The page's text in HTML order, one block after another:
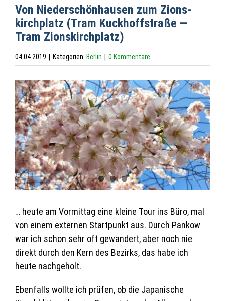
Von Nie­der­schön­hau­sen zum Zions­
kirch­platz (Tram Kuckhoff­straße —
Tram Zionskirchplatz)
04.04.2019 | Kategorien: Berlin | 0 Kommentare
Zeige
grösseres
Bild
… heute am Vor­mit­tag eine kleine Tour ins Büro, mal
von einem exter­nen Start­punkt aus. Durch Pan­kow
war ich schon sehr oft gewan­dert, aber noch nie
direkt durch den Kern des Bezirks, das habe ich
heute nachgeholt.
Eben­falls wollte ich prü­fen, ob die Japa­ni­sche